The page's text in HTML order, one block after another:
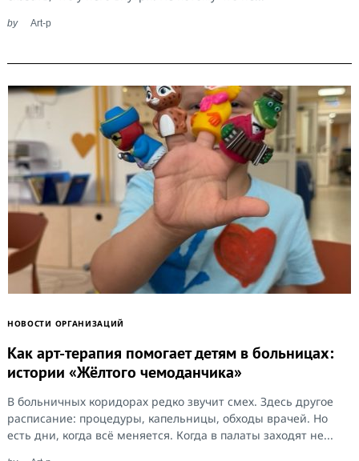
by Art-p
НОВОСТИ ОРГАНИЗАЦИЙ
Как арт-терапия помогает детям в больницах:
истории «Жёлтого чемоданчика»
В больничных коридорах редко звучит смех. Здесь другое
расписание: процедуры, капельницы, обходы врачей. Но
есть дни, когда всё меняется. Когда в палаты заходят не...